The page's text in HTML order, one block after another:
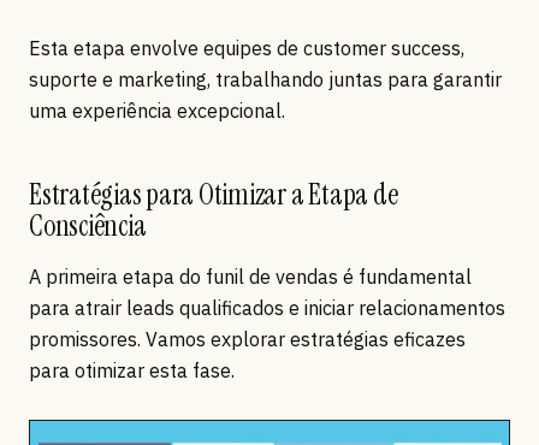
Esta etapa envolve equipes de customer success,
suporte e marketing, trabalhando juntas para garantir
uma experiência excepcional.
Estratégias para Otimizar a Etapa de
Consciência
A primeira etapa do funil de vendas é fundamental
para atrair leads qualificados e iniciar relacionamentos
promissores. Vamos explorar estratégias eficazes
para otimizar esta fase.